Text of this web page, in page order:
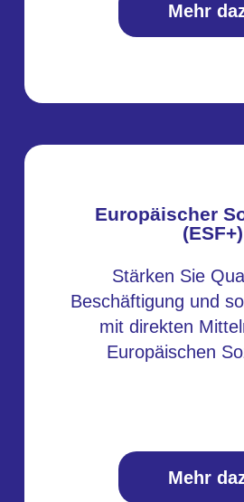
Mehr
Europäischer
(ESF+)
Stärken Sie
Beschäftigung und
mit direkten
Europäischen
Mehr